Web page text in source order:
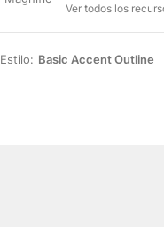
Ver todos los
Estilo: Basic Accent Outline